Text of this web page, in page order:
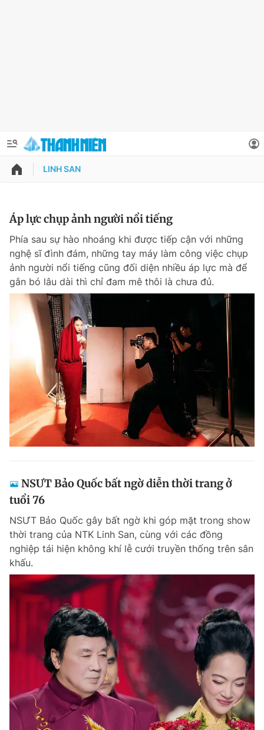
QUẢNG CÁO
Chuyên mục
Chuyên mục khác
Chào ngày mới Tin 24h
Tin thị trường Tin 360
Video Magazine
Sản phẩm khác
Tiện ích Bạn cần biết
Thông tin tòa soạn Liên hệ quảng cáo
Đọc Thanh Niên trên điện thoại
Theo dõi báo trên
0906 645 777
Liên hệ quảng cáo
0908 780 404
Đặt báo Quảng cáo Tòa soạn Chính sách bảo
Thông tin tài khoản
Đổi mật khẩu
Tin đã lưu
Đăng xuất
LINH SAN
Áp lực chụp ảnh người nổi tiếng
Phía sau sự hào nhoáng khi được tiếp cận với những
nghệ sĩ đình đám, những tay máy làm công việc chụp
ảnh người nổi tiếng cũng đối diện nhiều áp lực mà để
gắn bó lâu dài thì chỉ đam mê thôi là chưa đủ.
NSƯT Bảo Quốc bất ngờ diễn thời trang ở
tuổi 76
NSƯT Bảo Quốc gây bất ngờ khi góp mặt trong show
thời trang của NTK Linh San, cùng với các đồng
nghiệp tái hiện không khí lễ cưới truyền thống trên sân
khấu.